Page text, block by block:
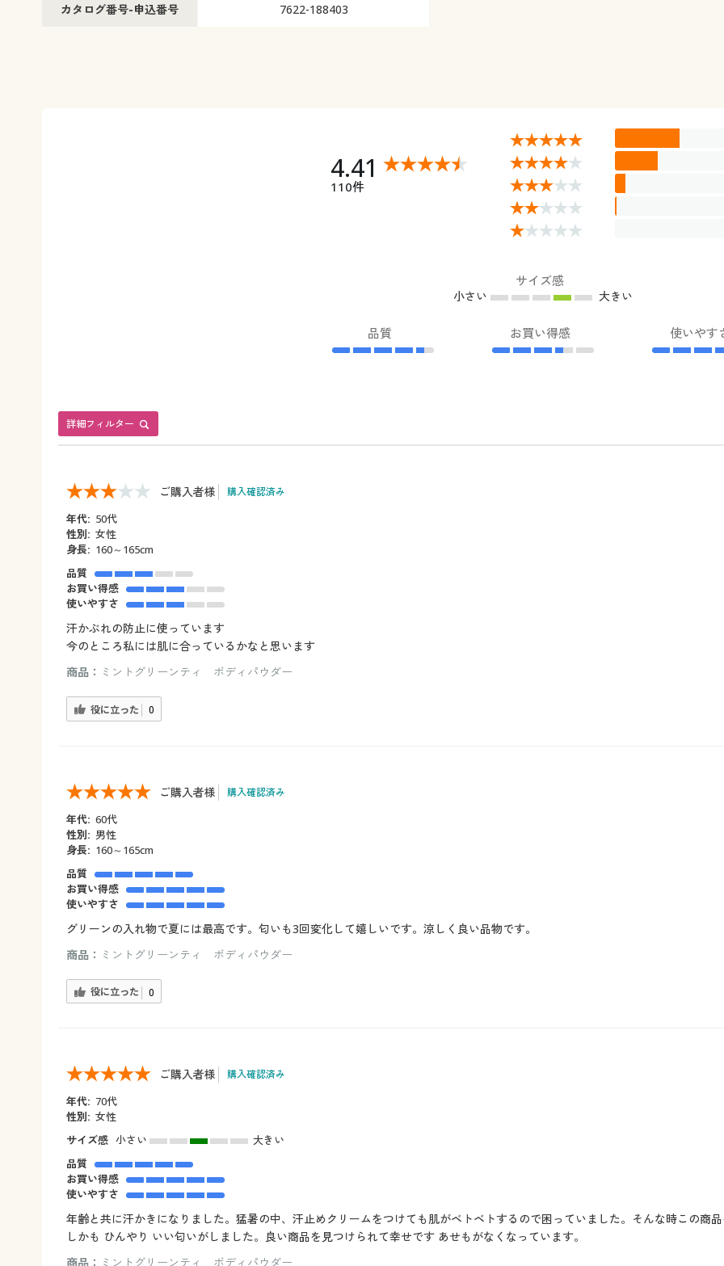
カタログ番号-申込番号 7622-188403
4.41
110件
サイズ感
小さい 大きい
品質 お買い得感 使いやす
詳細フィルター
ご購入者様 購入確認済み
年代: 50代
性別: 女性
身長: 160～165cm
品質
お買い得感
使いやすさ
汗かぶれの防止に使っています
今のところ私には肌に合っているかなと思います
商品： ミントグリーンティ ボディパウダー
役に立った 0
ご購入者様 購入確認済み
年代: 60代
性別: 男性
身長: 160～165cm
品質
お買い得感
使いやすさ
グリーンの入れ物で夏には最高です。匂いも3回変化して嬉しいです。涼しく良い品物です。
商品： ミントグリーンティ ボディパウダー
役に立った 0
ご購入者様 購入確認済み
年代: 70代
性別: 女性
サイズ感 小さい
大きい
品質
お買い得感
使いやすさ
年齢と共に汗かきになりました。猛暑の中、汗止めクリームをつけても肌がベトベトするので困っていました。そんな時この商
しかも ひんやり いい匂いがしました。良い商品を見つけられて幸せです あせもがなくなっています。
商品： ミントグリーンティ ボディパウダー